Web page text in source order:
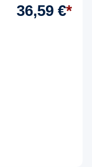
36,59 €*